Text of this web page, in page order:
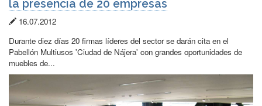
la presencia de 20 empresas
Fecha
publicación:
16.07.2012
Durante diez días 20 firmas líderes del sector se darán cita en el
Pabellón Multiusos 'Ciudad de Nájera' con grandes oportunidades de
muebles de...